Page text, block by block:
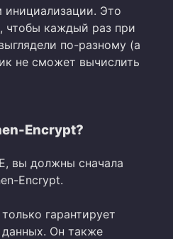
инициализации. Это
чтобы каждый раз при
по-разному (а
не сможет вычислить
Encrypt?
вы должны сначала
Encrypt.
гарантирует
Он также